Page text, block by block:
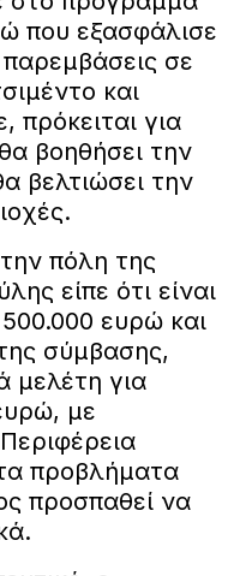
που εξασφάλισε
σε
και
για
βοηθήσει την
βελτιώσει την
πόλη της
είπε ότι είναι
ευρώ και
σύμβασης,
για
με
προβλήματα
προσπαθεί να